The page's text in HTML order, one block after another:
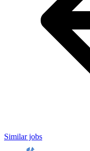
Similar jobs